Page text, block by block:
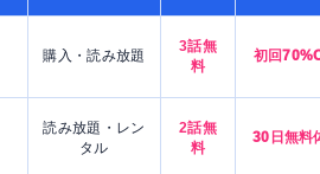
購入・読み放題
3話無
料
初回
読み放題・レン
タル
2話無
料
30日無料